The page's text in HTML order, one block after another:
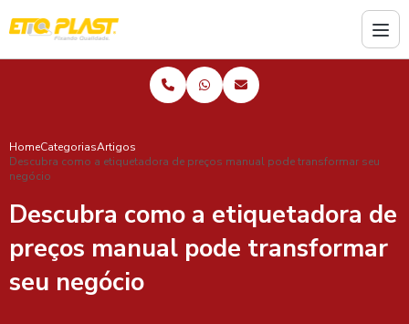
HomeCategoriasArtigos
Descubra como a etiquetadora de preços manual pode transformar seu
negócio
Descubra como a etiquetadora de
preços manual pode transformar
seu negócio